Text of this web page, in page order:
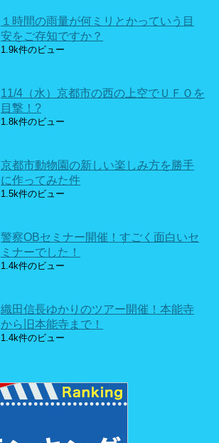
１時間の雨量が何ミリとかっていう目
安をご存知ですか？
1.9k件のビュー
11/4（水）京都市の西の上空でＵＦＯを
目撃！?
1.8k件のビュー
京都市動物園の新しい楽しみ方を勝手
に作ってみた件
1.5k件のビュー
警察OBセミナー開催！すごく面白いセ
ミナーでした！
1.4k件のビュー
織田信長ゆかりのツアー開催！本能寺
から旧本能寺まで！
1.4k件のビュー